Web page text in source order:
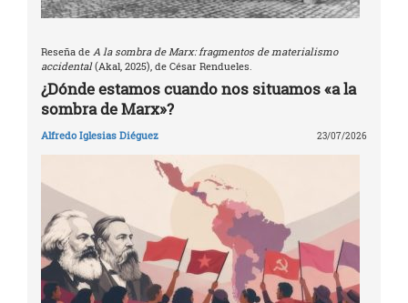
Reseña de A la sombra de Marx: fragmentos de materialismo
accidental(Akal, 2025), de César Rendueles.
¿Dónde estamos cuando nos situamos «a la
sombra de Marx»?
Alfredo Iglesias Diéguez 23/07/2026